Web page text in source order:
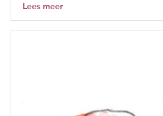
Lees meer